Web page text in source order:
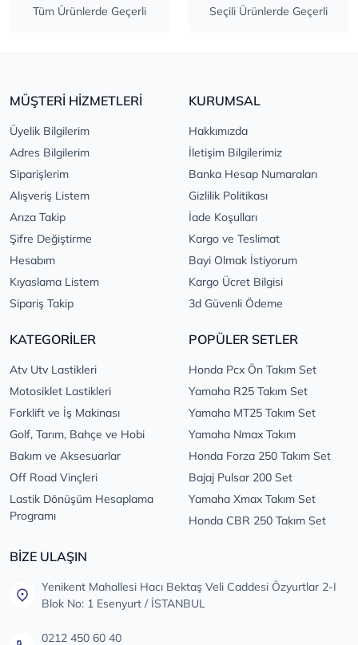
Tüm Ürünlerde Geçerli Seçili Ürünlerde Geçerli
MÜŞTERİ HİZMETLERİ
Üyelik Bilgilerim
Adres Bilgilerim
Siparişlerim
Alışveriş Listem
Arıza Takip
Şifre Değiştirme
Hesabım
Kıyaslama Listem
Sipariş Takip
KURUMSAL
Hakkımızda
İletişim Bilgilerimiz
Banka Hesap Numaraları
Gizlilik Politikası
İade Koşulları
Kargo ve Teslimat
Bayi Olmak İstiyorum
Kargo Ücret Bilgisi
3d Güvenli Ödeme
KATEGORİLER
Atv Utv Lastikleri
Motosiklet Lastikleri
Forklift ve İş Makinası
Golf, Tarım, Bahçe ve Hobi
Bakım ve Aksesuarlar
Off Road Vinçleri
Lastik Dönüşüm Hesaplama
Programı
POPÜLER SETLER
Honda Pcx Ön Takım Set
Yamaha R25 Takım Set
Yamaha MT25 Takım Set
Yamaha Nmax Takım
Honda Forza 250 Takım Set
Bajaj Pulsar 200 Set
Yamaha Xmax Takım Set
Honda CBR 250 Takım Set
BİZE ULAŞIN
Yenikent Mahallesi Hacı Bektaş Veli Caddesi Özyurtlar 2-I
Blok No: 1 Esenyurt / İSTANBUL
0212 450 60 40